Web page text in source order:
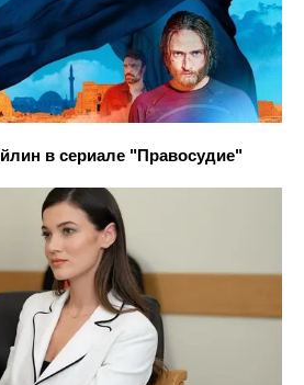
в сериале "Правосудие"